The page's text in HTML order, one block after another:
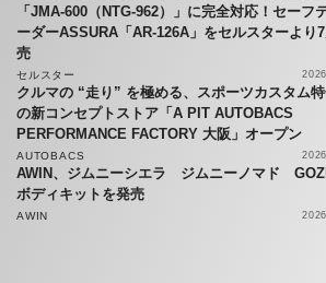
「JMA-600（NTG-962）」に完全対応！セーフ
ーダーASSURA「AR-126A」をセルスターより
売
セルスター
クルマの “走り” を極める、スポーツカスタム
の新コンセプトストア「A PIT AUTOBACS
PERFORMANCE FACTORY 大阪」オープン
AUTOBACS
AWIN、ジムニーシエラ ジムニーノマド
ボディキットを発売
AWIN